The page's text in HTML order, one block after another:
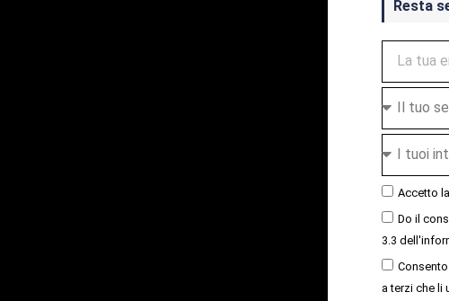
Resta
Accetto la
Do il
3.3
a terzi che li